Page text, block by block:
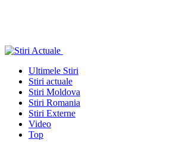
Ultimele Stiri
Stiri actuale
Stiri Moldova
Stiri Romania
Stiri Externe
Video
Top